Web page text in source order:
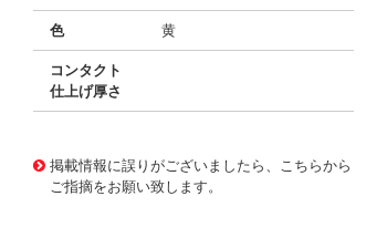
色 黄
コンタクト
仕上げ厚さ
掲載情報に誤りがございましたら、こちらから
ご指摘をお願い致します。